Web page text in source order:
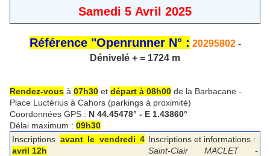
Samedi 5 Avril 2025
Référence "Openrunner N° : 20295802 -
Dénivelé + = 1724 m
Rendez-vous à 07h30 et départ à 08h00 de la Barbacane -
Place Luctérius à Cahors (parkings à proximité)
Coordonnées GPS : N 44.45478° - E 1.43860°
Délai maximum : 09h30
Inscriptions avant le vendredi 4
avril 12h
Inscriptions et informations :
Saint-Clair MACLET -